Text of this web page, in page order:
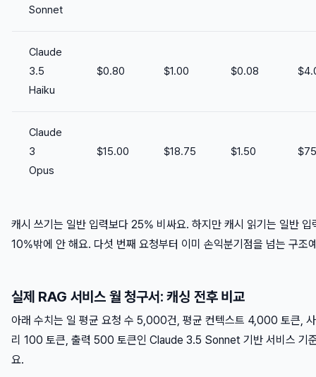
Sonnet
Claude
3.5
Haiku
$0.80 $1.00 $0.08
Claude
3
Opus
$15.00 $18.75 $1.50
캐시 쓰기는 일반 입력보다 25% 비싸요. 하지만 캐시 읽기는 일반 입
10%밖에 안 해요. 다섯 번째 요청부터 이미 손익분기점을 넘는 구조
실제 RAG 서비스 월 청구서: 캐싱 전후 비교
아래 수치는 일 평균 요청 수 5,000건, 평균 컨텍스트 4,000 토큰,
리 100 토큰, 출력 500 토큰인 Claude 3.5 Sonnet 기반 서비스 기
요.